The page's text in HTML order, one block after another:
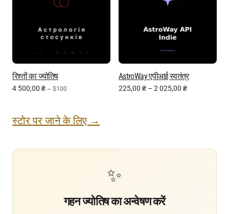
रिश्तों का ज्योतिष
4 500,00 ₴ ~ $100
AstroWay एपीआई स्वतंत्र
225,00 ₴ – 2 025,00 ₴
स्टोर पर जाने के लिए →
✨
गहन ज्योतिष का अन्वेषण करें